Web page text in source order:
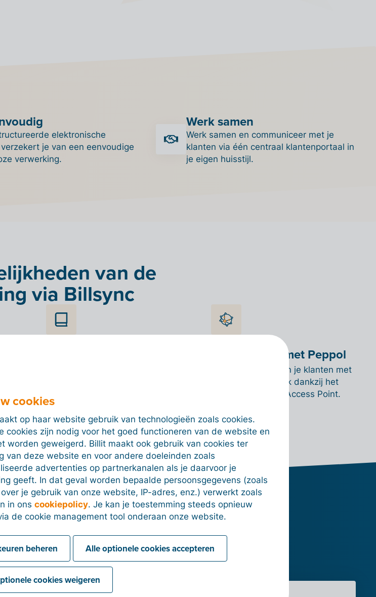
elektronische
je van een eenvoudige
verwerking.
Werk samen
Werk samen en communiceer met je
klanten via één centraal klantenportaal in
je eigen huisstijl.
van de
via Billsync
een
Importeer grootboekrekeningen via
boekhoudsoftware in Billit.
Future-proof met Peppol
Billit verbindt jou en je klanten met
het Peppol-netwerk dankzij het
eigen Billit Peppol Access Point.
Billit met je
via Billsync
cookies
op haar website gebruik van technologieën zoals cookies.
cookies zijn nodig voor het goed functioneren van de website en
worden geweigerd. Billit maakt ook gebruik van cookies ter
van deze website en voor andere doeleinden zoals
advertenties op partnerkanalen als je daarvoor je
geeft. In dat geval worden bepaalde persoonsgegevens (zoals
je gebruik van onze website, IP-adres, enz.) verwerkt zoals
in onscookiepolicy. Je kan je toestemming steeds opnieuw
de cookie management tool onderaan onze website.
beheren Alle optionele cookies accepteren
cookies weigeren